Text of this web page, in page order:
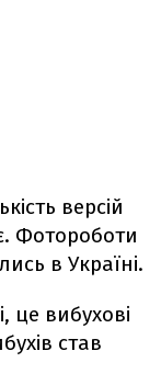
версій
Фотороботи
в Україні.
вибухові
став